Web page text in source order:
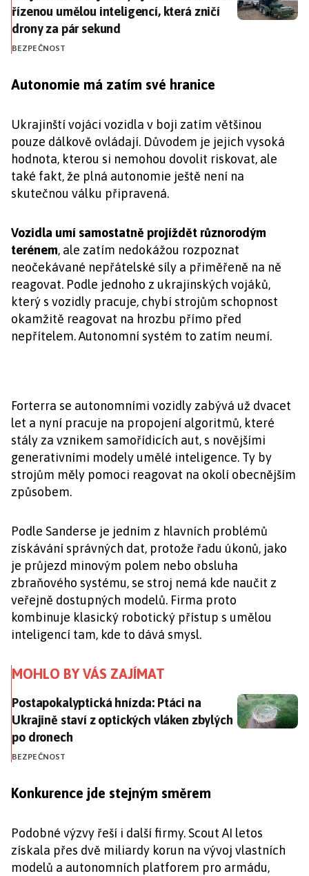
řízenou umělou inteligencí, která zničí
drony za pár sekund
BEZPEČNOST
Autonomie má zatím své hranice
Ukrajinští vojáci vozidla v boji zatím většinou
pouze dálkově ovládají. Důvodem je jejich vysoká
hodnota, kterou si nemohou dovolit riskovat, ale
také fakt, že plná autonomie ještě není na
skutečnou válku připravená.
Vozidla umí samostatně projíždět různorodým
terénem, ale zatím nedokážou rozpoznat
neočekávané nepřátelské síly a přiměřeně na ně
reagovat. Podle jednoho z ukrajinských vojáků,
který s vozidly pracuje, chybí strojům schopnost
okamžitě reagovat na hrozbu přímo před
nepřítelem. Autonomní systém to zatím neumí.
Forterra se autonomními vozidly zabývá už dvacet
let a nyní pracuje na propojení algoritmů, které
stály za vznikem samořídicích aut, s novějšími
generativními modely umělé inteligence. Ty by
strojům měly pomoci reagovat na okolí obecnějším
způsobem.
Podle Sanderse je jedním z hlavních problémů
získávání správných dat, protože řadu úkonů, jako
je průjezd minovým polem nebo obsluha
zbraňového systému, se stroj nemá kde naučit z
veřejně dostupných modelů. Firma proto
kombinuje klasický robotický přístup s umělou
inteligencí tam, kde to dává smysl.
MOHLO BY VÁS ZAJÍMAT
Postapokalyptická hnízda: Ptáci na Ukrajině staví z
Postapokalyptická hnízda: Ptáci na
Ukrajině staví z optických vláken zbylých
po dronech
BEZPEČNOST
Konkurence jde stejným směrem
Podobné výzvy řeší i další firmy. Scout AI letos
získala přes dvě miliardy korun na vývoj vlastních
modelů a autonomních platforem pro armádu,